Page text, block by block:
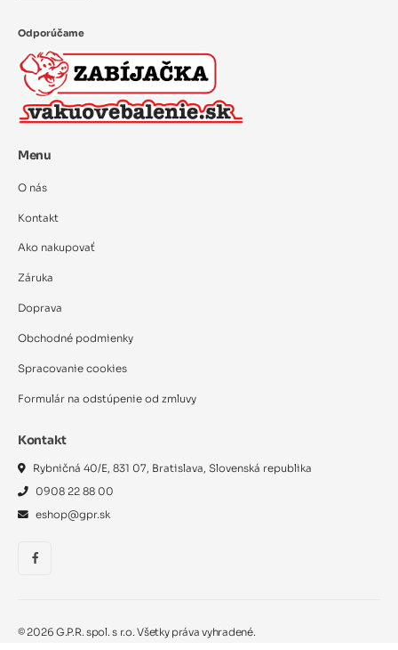
Odporúčame
Menu
O nás
Kontakt
Ako nakupovať
Záruka
Doprava
Obchodné podmienky
Spracovanie cookies
Formulár na odstúpenie od zmluvy
Kontakt
Rybničná 40/E, 831 07, Bratislava, Slovenská republika
0908 22 88 00
eshop@gpr.sk
© 2026 G.P.R. spol. s r.o. Všetky práva vyhradené.